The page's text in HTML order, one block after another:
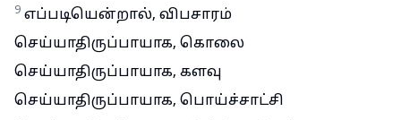
9 எப்படியென்றால், விபசாரம்
செய்யாதிருப்பாயாக, கொலை
செய்யாதிருப்பாயாக, களவு
செய்யாதிருப்பாயாக, பொய்ச்சாட்சி